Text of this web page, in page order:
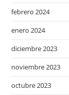
febrero 2024
enero 2024
diciembre 2023
noviembre 2023
octubre 2023